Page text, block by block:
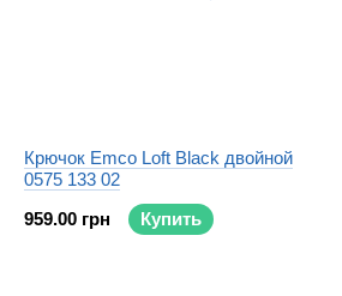
Крючок Emco Loft Black двойной
0575 133 02
959.00 грн
Купить